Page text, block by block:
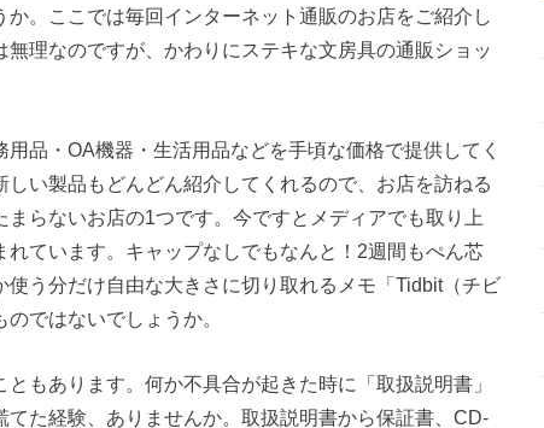
。ここでは毎回インターネット通販のお店をご紹介し
理なのですが、かわりにステキな文房具の通販ショッ
品・OA機器・生活用品などを手頃な価格で提供してく
い製品もどんどん紹介してくれるので、お店を訪ねる
らないお店の1つです。今ですとメディアでも取り上
ています。キャップなしでもなんと！2週間もぺん芯
う分だけ自由な大きさに切り取れるメモ「Tidbit（チビ
ではないでしょうか。
もあります。何か不具合が起きた時に「取扱説明書」
た経験、ありませんか。取扱説明書から保証書、CD-